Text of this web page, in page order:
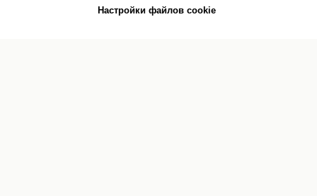
Настройки файлов cookie